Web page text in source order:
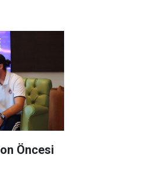
Öncesi